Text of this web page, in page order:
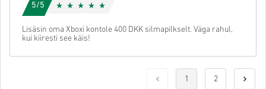
5/5
Lisäsin oma Xboxi kontole 400 DKK silmapilkselt. Väga rahul,
kui kiiresti see käis!
1 2